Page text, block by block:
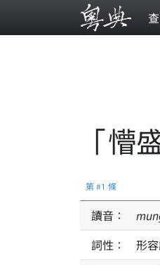
「懵
第 #1 條
讀音：
詞性：
形